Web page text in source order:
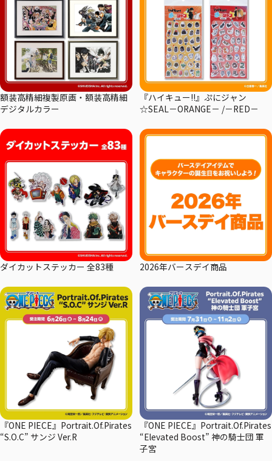
額装高精細複製原画・額装高精細
デジタルカラー
『ハイキュー!!』ぷにジャン
☆SEAL－ORANGE－ /－RED－
ダイカットステッカー 全83種 2026年バースデイ商品
『ONE PIECE』Portrait.Of.Pirates
“S.O.C” サンジ Ver.R
『ONE PIECE』Portrait.Of.Pirates
“Elevated Boost” 神の騎士団 軍
子宮